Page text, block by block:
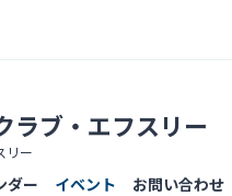
ラブ・エフスリー
リー
ダー イベント お問い合わせ